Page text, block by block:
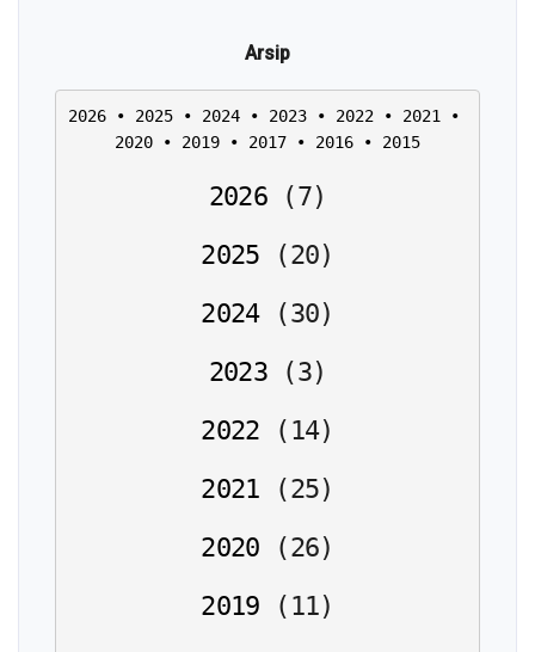
Arsip
2026 • 2025 • 2024 • 2023 • 2022 • 2021
2020 • 2019 • 2017 • 2016 • 2015
2026 (7)
2025
(20)
2024
(30)
2023
(3)
2022
( 14)
2021
(25)
2020
(26)
2019
( 11)